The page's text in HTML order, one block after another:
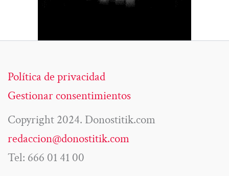
Política de privacidad
Gestionar consentimientos
Copyright 2024. Donostitik.com
redaccion@donostitik.com
Tel: 666 01 41 00